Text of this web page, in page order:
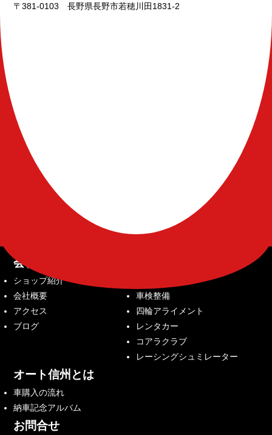
〒381-0103 長野県長野市若穂川田1831-2
会社案内
ショップ紹介
会社概要
アクセス
ブログ
車検整備
四輪アライメント
レンタカー
コアラクラブ
レーシングシュミレーター
オート信州とは
車購入の流れ
納車記念アルバム
お問合せ